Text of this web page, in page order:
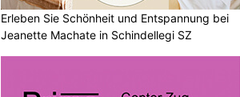
Erleben Sie Schönheit und Entspannung bei
Jeanette Machate in Schindellegi SZ